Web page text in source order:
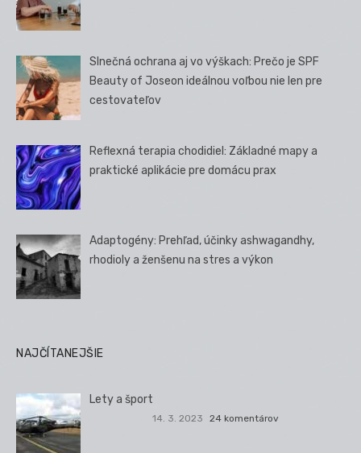
Slnečná ochrana aj vo výškach: Prečo je SPF
Beauty of Joseon ideálnou voľbou nie len pre
cestovateľov
Reflexná terapia chodidiel: Základné mapy a
praktické aplikácie pre domácu prax
Adaptogény: Prehľad, účinky ashwagandhy,
rhodioly a ženšenu na stres a výkon
NAJČÍTANEJŠIE
Lety a šport
14. 3. 2023 24 komentárov